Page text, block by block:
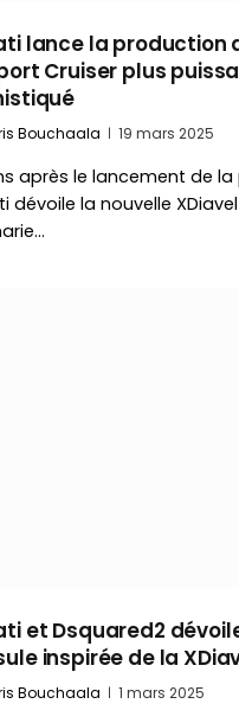
lance la production
Cruiser plus
Bouchaala 19 mars 2025
après le lancement de la
dévoile la nouvelle
et Dsquared2
inspirée de la
Bouchaala 1 mars 2025